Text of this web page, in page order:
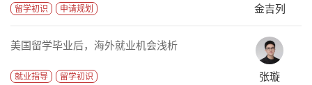
留学初识 申请规划 金吉列
美国留学毕业后，海外就业机会浅析
就业指导 留学初识 张璇